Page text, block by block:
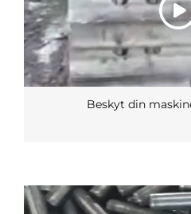
Beskyt din